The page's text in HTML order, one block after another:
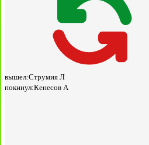
вышел:Струмия Л
покинул:Кенесов А